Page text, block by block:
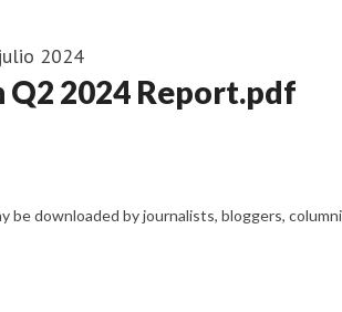
2024
Q2 2024 Report.pdf
be downloaded by journalists, bloggers,